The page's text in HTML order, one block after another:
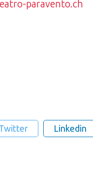
paravento.ch
Linkedin